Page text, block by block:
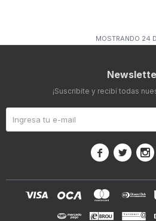
MOSTRANDO 24
¡Suscribite y recibí todas
  